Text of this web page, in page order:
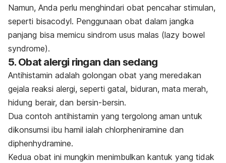
Namun, Anda perlu menghindari obat pencahar stimulan,
seperti bisacodyl. Penggunaan obat dalam jangka
panjang bisa memicu sindrom usus malas (lazy bowel
syndrome).
5. Obat alergi ringan dan sedang
Antihistamin adalah golongan obat yang meredakan
gejala reaksi alergi, seperti gatal, biduran, mata merah,
hidung berair, dan bersin-bersin.
Dua contoh antihistamin yang tergolong aman untuk
dikonsumsi ibu hamil ialah chlorpheniramine dan
diphenhydramine.
Kedua obat ini mungkin menimbulkan kantuk yang tidak